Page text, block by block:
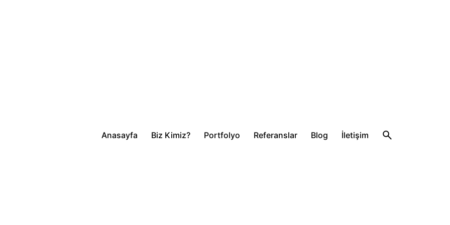
Anasayfa Biz Kimiz? Portfolyo Referanslar Blog İletişim